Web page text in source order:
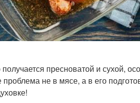
пресноватой и сухой,
не в мясе, а в его